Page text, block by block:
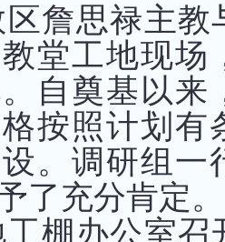
詹思禄主教
堂工地现场
自奠基以来
按照计划有
。调研组一
了充分肯定。
棚办公室召